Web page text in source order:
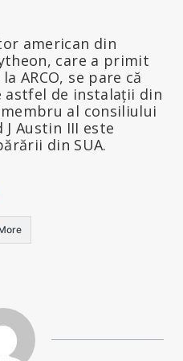
american din
care a primit
ARCO, se pare că
de instalații din
al consiliului
Austin III este
din SUA.